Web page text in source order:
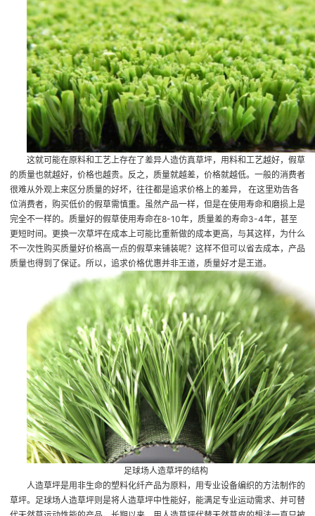
这就可能在原料和工艺上存在了差异人造仿真草坪，用料和工艺越好，假草
的质量也就越好，价格也越贵。反之，质量就越差，价格就越低。一般的消费者
很难从外观上来区分质量的好坏，往往都是追求价格上的差异， 在这里劝告各
位消费者，购买低价的假草需慎重。虽然产品一样，但是在使用寿命和磨损上是
完全不一样的。质量好的假草使用寿命在8-10年，质量差的寿命3-4年，甚至
更短时间。更换一次草坪在成本上可能比重新做的成本更高，与其这样，为什么
不一次性购买质量好价格高一点的假草来铺装呢？这样不但可以省去成本，产品
质量也得到了保证。所以，追求价格优惠并非王道，质量好才是王道。
足球场人造草坪的结构
人造草坪是用非生命的塑料化纤产品为原料，用专业设备编织的方法制作的
草坪。足球场人造草坪则是将人造草坪中性能好，能满足专业运动需求、并可替